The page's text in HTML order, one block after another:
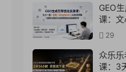
GEO
课：文
｜品牌
实操教
29
众乐
课：3